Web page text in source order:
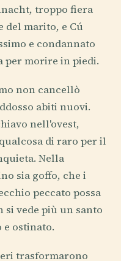
troppo fiera
del marito, e Cú
e condannato
per morire in piedi.
non cancellò
abiti nuovi.
nell'ovest,
di raro per il
Nella
sia goffo, che i
peccato possa
vede più un santo
ostinato.
trasformarono